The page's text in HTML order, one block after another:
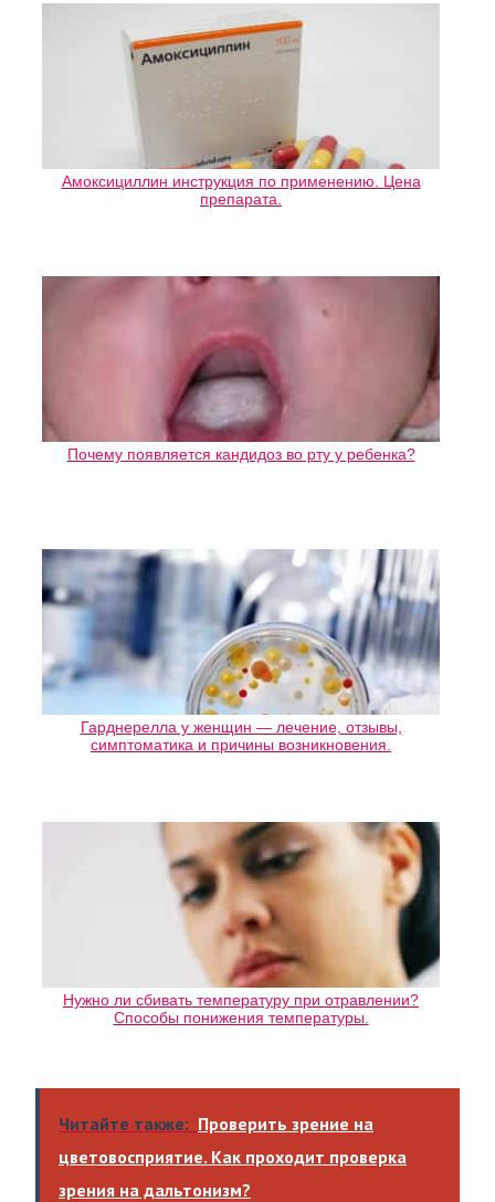
Амоксициллин инструкция по применению. Цена
препарата.
Почему появляется кандидоз во рту у ребенка?
Гарднерелла у женщин — лечение, отзывы,
симптоматика и причины возникновения.
Нужно ли сбивать температуру при отравлении?
Способы понижения температуры.
Читайте также: Проверить зрение на
цветовосприятие. Как проходит проверка
зрения на дальтонизм?